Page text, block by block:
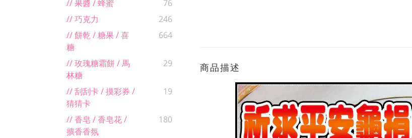
// 果醬 / 蜂蜜
76
// 巧克力
246
// 餅乾 / 糖果 / 喜
糖
664
// 玫瑰糖霜餅 / 馬
林糖
29
// 刮刮卡 / 摸彩券 /
猜猜卡
19
// 香皂 / 香皂花 /
擴香香氛
180
商品描述